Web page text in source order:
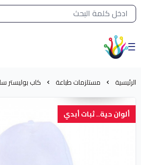
القائمة الرئيسية لمتجر الشرق النادر
الشرق النادر بيع مستلزمات
الرئيسية مستلزمات طباعة كاب بوليستر
ألوان حية.. ثبات أبدي